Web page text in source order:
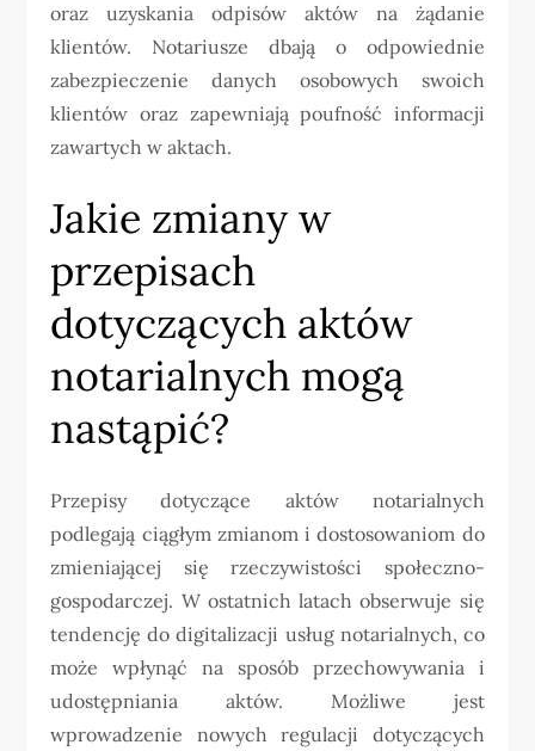
oraz uzyskania odpisów aktów na żądanie
klientów. Notariusze dbają o odpowiednie
zabezpieczenie danych osobowych swoich
klientów oraz zapewniają poufność informacji
zawartych w aktach.
Jakie zmiany w
przepisach
dotyczących aktów
notarialnych mogą
nastąpić?
Przepisy dotyczące aktów notarialnych
podlegają ciągłym zmianom i dostosowaniom do
zmieniającej się rzeczywistości społeczno-
gospodarczej. W ostatnich latach obserwuje się
tendencję do digitalizacji usług notarialnych, co
może wpłynąć na sposób przechowywania i
udostępniania aktów. Możliwe jest
wprowadzenie nowych regulacji dotyczących